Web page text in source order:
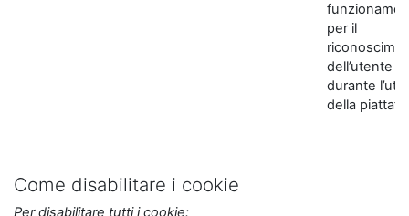
per il
dell’utente
durante
della
Come disabilitare i cookie
Per disabilitare tutti i cookie: